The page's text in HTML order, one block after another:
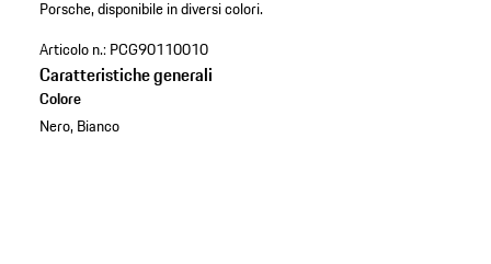
Porsche, disponibile in diversi colori.
Articolo n.: PCG90110010
Caratteristiche generali
Colore
Nero, Bianco